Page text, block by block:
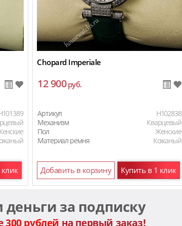
Chopard Imperiale
12 900руб.
Артикул
H102838
Механизм
Кварцевый
Пол
Женские
Материал ремня
Кожаный
Добавить в корзину Купить в 1 клик
за подписку
300 рублей на первый заказ!